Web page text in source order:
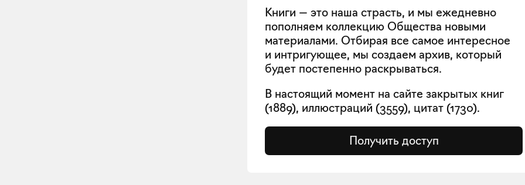
Книги — это наша страсть, и мы ежедневно
пополняем коллекцию Общества новыми
материалами. Отбирая все самое интересное
и интригующее, мы создаем архив, который
будет постепенно раскрываться.
В настоящий момент на сайте закрытых книг
(1889), иллюстраций (3559), цитат (1730).
Получить доступ